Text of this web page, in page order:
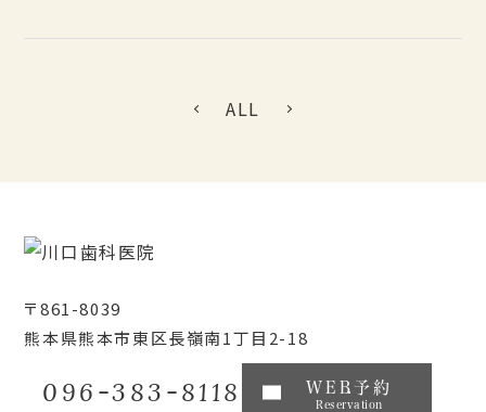
ALL
〒861-8039
熊本県熊本市東区長嶺南1丁目2-18
096-383-8118 WEB予約
Reservation